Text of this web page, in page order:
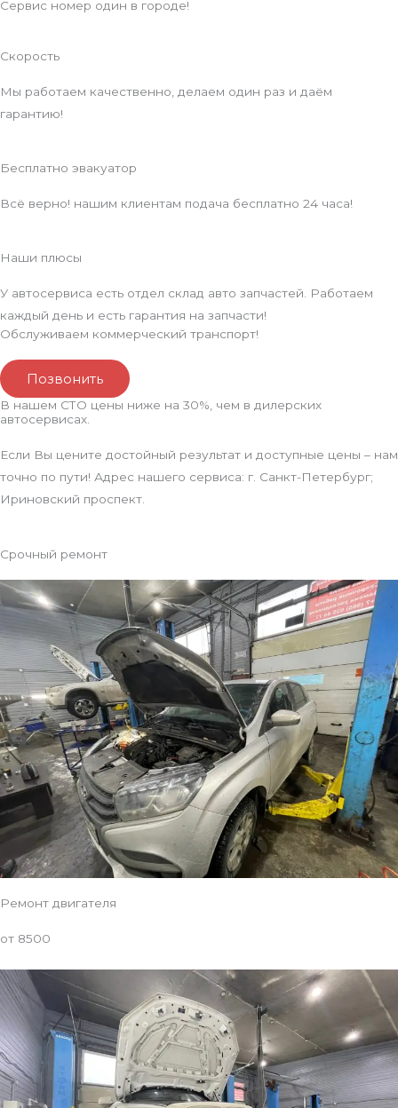
Сервис номер один в городе!
Скорость
Мы работаем качественно, делаем один раз и даём
гарантию!
Бесплатно эвакуатор
Всё верно! нашим клиентам подача бесплатно 24 часа!
Наши плюсы
У автосервиса есть отдел склад авто запчастей. Работаем
каждый день и есть гарантия на запчасти!
Обслуживаем коммерческий транспорт!
Позвонить
В нашем СТО цены ниже на 30%, чем в дилерских
автосервисах.
Если Вы цените достойный результат и доступные цены – нам
точно по пути! Адрес нашего сервиса: г. Санкт-Петербург;
Ириновский проспект.
Срочный ремонт
Ремонт двигателя
от 8500